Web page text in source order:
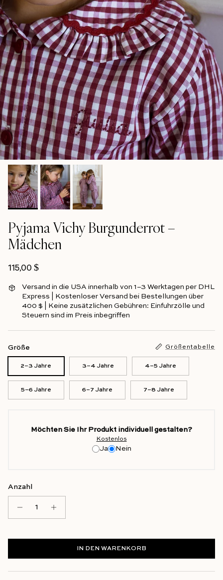
Pyjama Vichy Burgunderrot –
Mädchen
Regulärer Preis
115,00 $
Versand in die USA innerhalb von 1–3 Werktagen per DHL
Express | Kostenloser Versand bei Bestellungen über
400 $ | Keine zusätzlichen Gebühren: Einfuhrzölle und
Steuern sind im Preis inbegriffen
Größe Größentabelle
2–3 Jahre 3–4 Jahre 4–5 Jahre
5–6 Jahre 6–7 Jahre 7–8 Jahre
Möchten Sie Ihr Produkt individuell gestalten?
Kostenlos
Ja Nein
Anzahl
IN DEN WARENKORB